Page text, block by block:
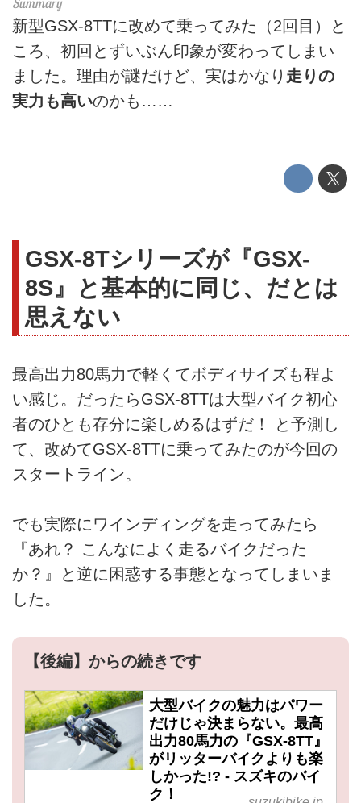
新型GSX-8TTに改めて乗ってみた（2回目）と
ころ、初回とずいぶん印象が変わってしまい
ました。理由が謎だけど、実はかなり 走りの
実力も高いのかも……
GSX-8Tシリーズが『GSX-
8S』と基本的に同じ、だとは
思えない
最高出力80馬力で軽くてボディサイズも程よ
い感じ。だったらGSX-8TTは大型バイク初心
者のひとも存分に楽しめるはずだ！ と予測し
て、改めてGSX-8TTに乗ってみたのが今回の
スタートライン。
でも実際にワインディングを走ってみたら
『あれ？ こんなによく走るバイクだった
か？』と逆に困惑する事態となってしまいま
した。
【後編】からの続きです
大型バイクの魅力はパワー
だけじゃ決まらない。最高
出力80馬力の『GSX-8TT』
がリッターバイクよりも楽
しかった!? - スズキのバイ
ク！